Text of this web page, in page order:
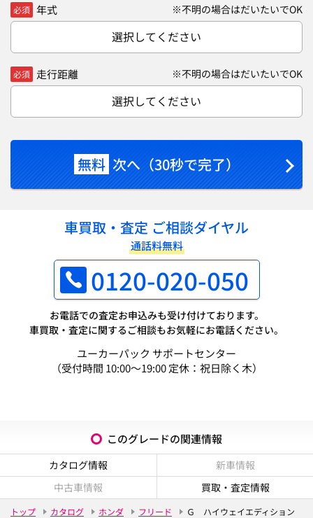
必須 年式 ※不明の場合はだいたいでOK
選択してください
必須 走行距離 ※不明の場合はだいたいでOK
選択してください
無料 次へ（30秒で完了）
車買取・査定 ご相談ダイヤル
通話料無料
0120-020-050
お電話での査定お申込みも受け付けております。
車買取・査定に関するご相談もお気軽にお電話ください。
ユーカーパック サポートセンター
（受付時間 10:00～19:00 定休：祝日除く木）
このグレードの関連情報
カタログ情報
新車情報
中古車情報
買取・査定情報
トップ カタログ ホンダ フリード Ｇ ハイウェイエディション